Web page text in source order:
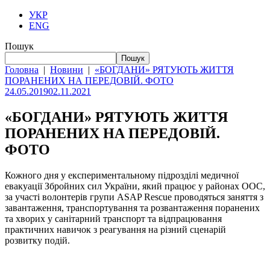
УКР
ENG
Пошук
Пошук
Головна | Новини | «БОГДАНИ» РЯТУЮТЬ ЖИТТЯ
ПОРАНЕНИХ НА ПЕРЕДОВІЙ. ФОТО
24.05.201902.11.2021
«БОГДАНИ» РЯТУЮТЬ ЖИТТЯ
ПОРАНЕНИХ НА ПЕРЕДОВІЙ.
ФОТО
Кожного дня у експериментальному підрозділі медичної
евакуації Збройних сил України, який працює у районах ООС,
за участі волонтерів групи ASAP Rescue проводяться заняття з
завантаження, транспортування та розвантаження поранених
та хворих у санітарний транспорт та відпрацювання
практичних навичок з реагування на різний сценарій
розвитку подій.